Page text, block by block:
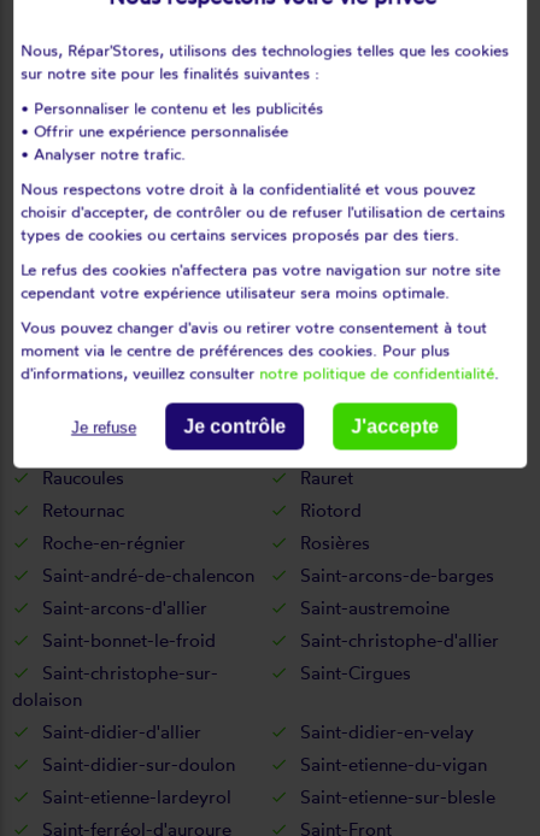
Lubilhac
Malrevers
Malvalette
Malvières
Mazerat-aurouze
Mazet-saint-voy
Mazeyrat-d'allier
Mézères
Monistrol-d'allier
Monistrol-sur-loire
Monlet
Montfaucon-en-velay
Montregard
Montusclat
Paulhaguet
Pébrac
Pinols
Polignac
Prades
Queyrières
Raucoules
Rauret
Retournac
Riotord
Roche-en-régnier
Rosières
Saint-andré-de-chalencon
Saint-arcons-de-barges
Saint-arcons-d'allier
Saint-austremoine
Saint-bonnet-le-froid
Saint-christophe-d'allier
Saint-christophe-sur-
dolaison
Saint-Cirgues
Saint-didier-d'allier
Saint-didier-en-velay
Saint-didier-sur-doulon
Saint-etienne-du-vigan
Saint-etienne-lardeyrol
Saint-etienne-sur-blesle
Saint-ferréol-d'auroure
Saint-Front
Nous, Répar'Stores, utilisons des technologies telles que les cookies
sur notre site pour les finalités suivantes :
• Personnaliser le contenu et les publicités
• Offrir une expérience personnalisée
• Analyser notre trafic.
Nous respectons votre droit à la confidentialité et vous pouvez
choisir d'accepter, de contrôler ou de refuser l'utilisation de certains
types de cookies ou certains services proposés par des tiers.
Le refus des cookies n'affectera pas votre navigation sur notre site
cependant votre expérience utilisateur sera moins optimale.
Vous pouvez changer d'avis ou retirer votre consentement à tout
moment via le centre de préférences des cookies. Pour plus
d'informations, veuillez consulter notre politique de confidentialité.
Je refuse Je contrôle J'accepte